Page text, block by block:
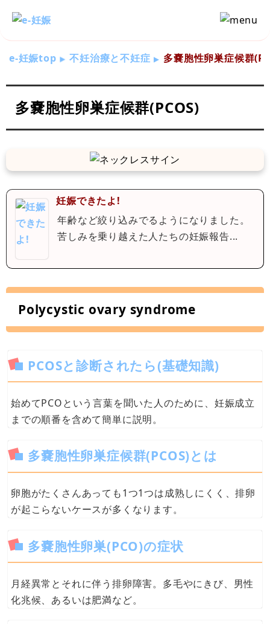
e-妊娠top 不妊治療と不妊症 多嚢胞性卵巣症候群
多嚢胞性卵巣症候群(PCOS)
妊娠できたよ!
年齢など絞り込みでるようになりました。
苦しみを乗り越えた人たちの妊娠報告...
Polycystic ovary syndrome
PCOSと診断されたら(基礎知識)
始めてPCOという言葉を聞いた人のために、妊娠成立
までの順番を含めて簡単に説明。
多嚢胞性卵巣症候群(PCOS)とは
卵胞がたくさんあっても1つ1つは成熟しにくく、排卵
が起こらないケースが多くなります。
多嚢胞性卵巣(PCO)の症状
月経異常とそれに伴う排卵障害。多毛やにきび、男性
化兆候、あるいは肥満など。